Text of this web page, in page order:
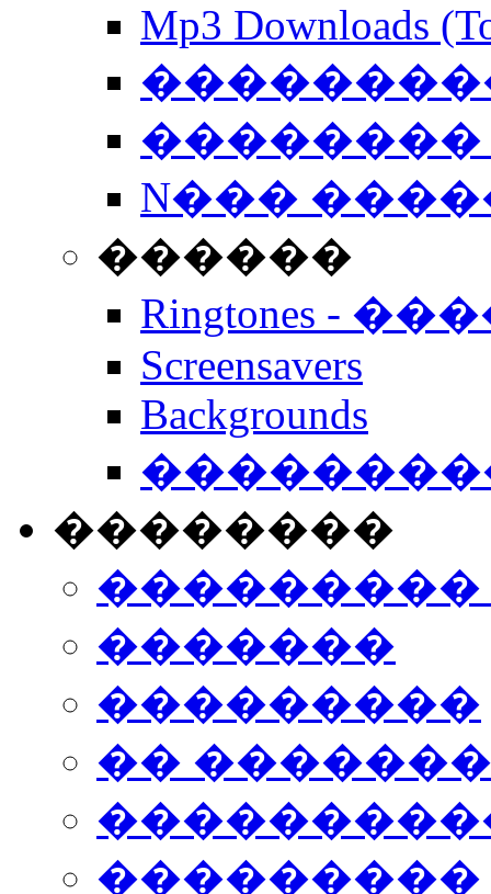
Mp3 Downloads
��������
N���
������
Ringtones -
Screensavers
Backgrounds
��������
���������
�������
���������
��
���������